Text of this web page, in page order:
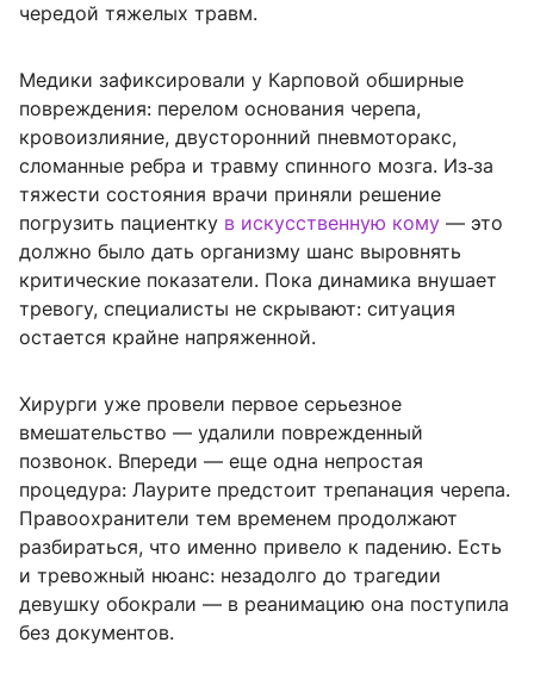
чередой тяжелых травм.
Медики зафиксировали у Карповой обширные
повреждения: перелом основания черепа,
кровоизлияние, двусторонний пневмоторакс,
сломанные ребра и травму спинного мозга. Из‑за
тяжести состояния врачи приняли решение
погрузить пациентку в искусственную кому — это
должно было дать организму шанс выровнять
критические показатели. Пока динамика внушает
тревогу, специалисты не скрывают: ситуация
остается крайне напряженной.
Хирурги уже провели первое серьезное
вмешательство — удалили поврежденный
позвонок. Впереди — еще одна непростая
процедура: Лаурите предстоит трепанация черепа.
Правоохранители тем временем продолжают
разбираться, что именно привело к падению. Есть
и тревожный нюанс: незадолго до трагедии
девушку обокрали — в реанимацию она поступила
без документов.